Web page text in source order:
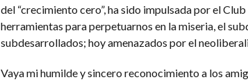
del “crecimiento cero”, ha sido impulsada por el
herramientas para perpetuarnos en la miseria, el
subdesarrollados; hoy amenazados por el
Vaya mi humilde y sincero reconocimiento a los